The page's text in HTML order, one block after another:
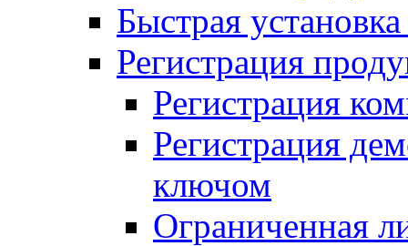
Быстрая
Регистрация
Регистрация
Регистрация
ключом
Ограниченная